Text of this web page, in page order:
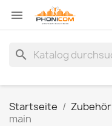

search
Startseite Zubehör
main